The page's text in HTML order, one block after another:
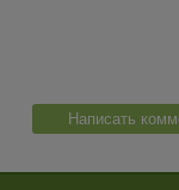
Написать